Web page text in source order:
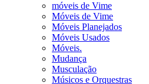
móveis de Vime
Móveis de Vime
Móveis Planejados
Móveis Usados
Móveis.
Mudança
Musculação
Músicos e Orquestras